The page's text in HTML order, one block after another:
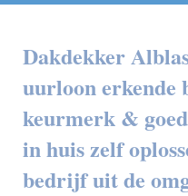
Dakdekker
uurloon erkende
keurmerk &
in huis zelf
bedrijf uit de